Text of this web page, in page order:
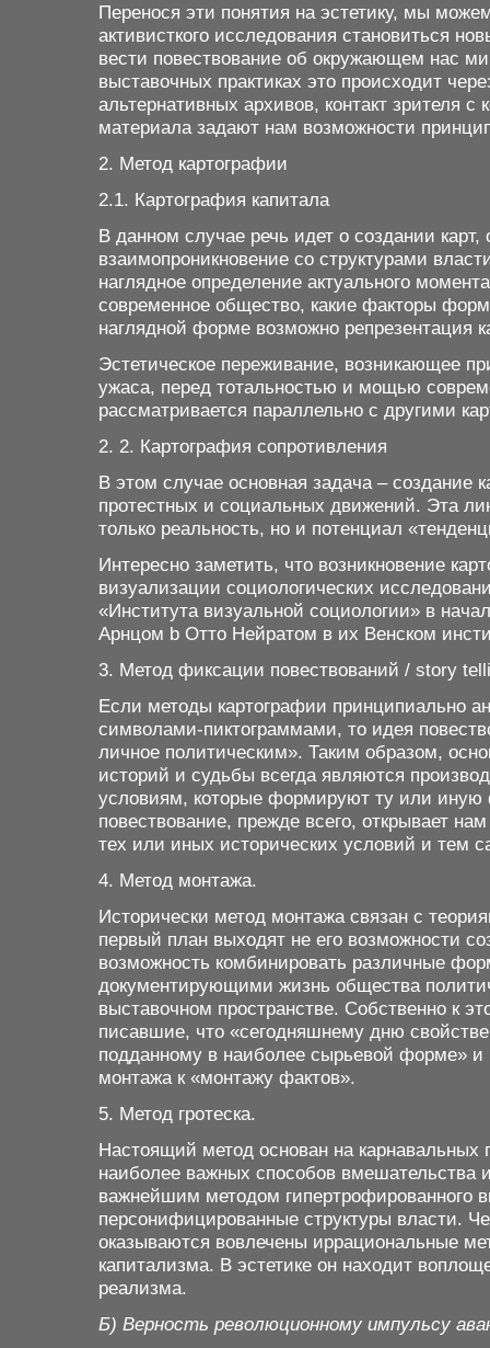
Перенося эти понятия на эстетику, мы
активисткого исследования становиться
вести повествование об окружающем нас
выставочных практиках это происходит
альтернативных архивов, контакт зрителя
материала задают нам возможности
2. Метод картографии
2.1. Картография капитала
В данном случае речь идет о создании
взаимопроникновение со структурами
наглядное определение актуального
современное общество, какие факторы
наглядной форме возможно репрезентация
Эстетическое переживание, возникающее
ужаса, перед тотальностью и мощью
рассматривается параллельно с другими
2. 2. Картография сопротивления
В этом случае основная задача – создание
протестных и социальных движений. Эта
только реальность, но и потенциал
Интересно заметить, что возникновение
визуализации социологических
«Института визуальной социологии» в
Арнцом b Отто Нейратом в их Венском
3. Метод фиксации повествований / story
Если методы картографии принципиально
символами-пиктограммами, то идея
личное политическим». Таким образом,
историй и судьбы всегда являются
условиям, которые формируют ту или иную
повествование, прежде всего, открывает
тех или иных исторических условий и
4. Метод монтажа.
Исторически метод монтажа связан с
первый план выходят не его возможности
возможность комбинировать различные
документирующими жизнь общества
выставочном пространстве. Собственно к
писавшие, что «сегодняшнему дню
подданному в наиболее сырьевой форме»
монтажа к «монтажу фактов».
5. Метод гротеска.
Настоящий метод основан на карнавальных
наиболее важных способов вмешательства
важнейшим методом гипертрофированного
персонифицированные структуры власти.
оказываются вовлечены иррациональные
капитализма. В эстетике он находит
реализма.
Б) Верность революционному импульсу